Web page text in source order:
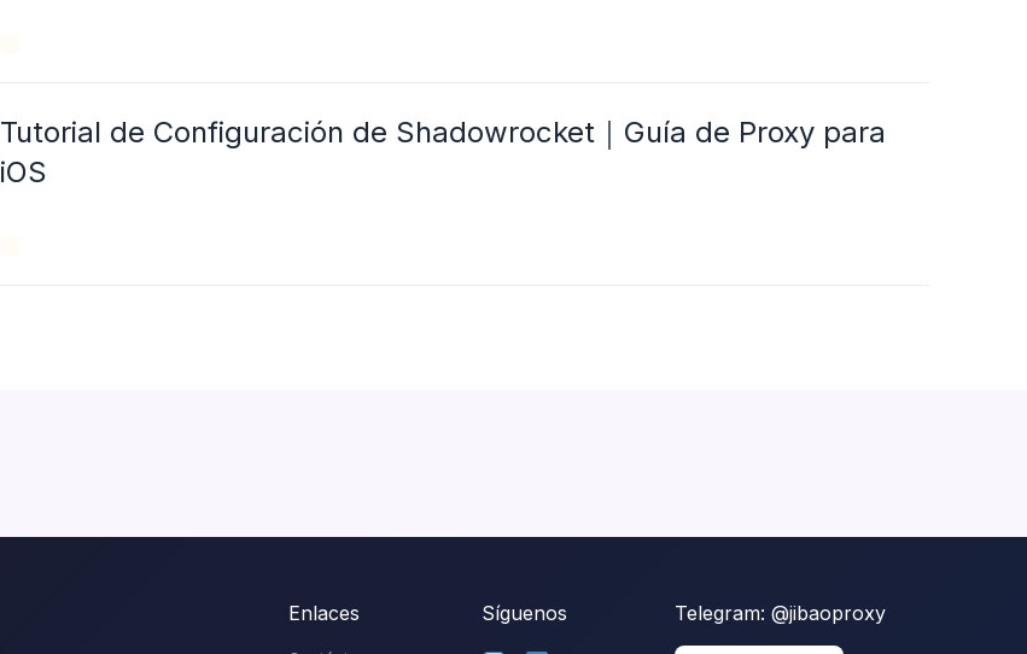
Tutorial de Configuración de Shadowrocket｜Guía de Proxy para
iOS
Enlaces Síguenos Telegram: @jibaoproxy